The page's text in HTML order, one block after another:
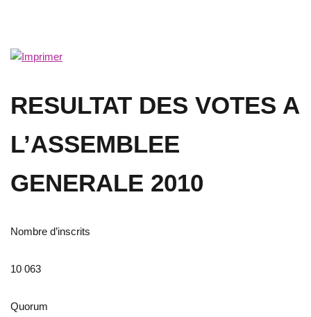
RESULTAT DES VOTES A
L’ASSEMBLEE
GENERALE 2010
Nombre d’inscrits
10 063
Quorum